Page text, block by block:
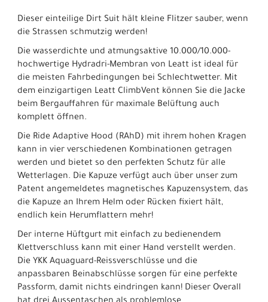
Dieser einteilige Dirt Suit hält kleine Flitzer sauber, wenn
die Strassen schmutzig werden!
Die wasserdichte und atmungsaktive 10.000/10.000-
hochwertige Hydradri-Membran von Leatt ist ideal für
die meisten Fahrbedingungen bei Schlechtwetter. Mit
dem einzigartigen Leatt ClimbVent können Sie die Jacke
beim Bergauffahren für maximale Belüftung auch
komplett öffnen.
Die Ride Adaptive Hood (RAhD) mit ihrem hohen Kragen
kann in vier verschiedenen Kombinationen getragen
werden und bietet so den perfekten Schutz für alle
Wetterlagen. Die Kapuze verfügt auch über unser zum
Patent angemeldetes magnetisches Kapuzensystem, das
die Kapuze an Ihrem Helm oder Rücken fixiert hält,
endlich kein Herumflattern mehr!
Der interne Hüftgurt mit einfach zu bedienendem
Klettverschluss kann mit einer Hand verstellt werden.
Die YKK Aquaguard-Reissverschlüsse und die
anpassbaren Beinabschlüsse sorgen für eine perfekte
Passform, damit nichts eindringen kann! Dieser Overall